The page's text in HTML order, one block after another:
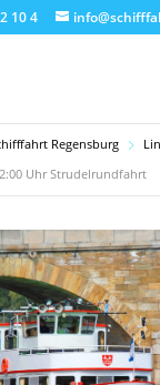
10 4
Regensburg
Uhr Strudelrundfahrt